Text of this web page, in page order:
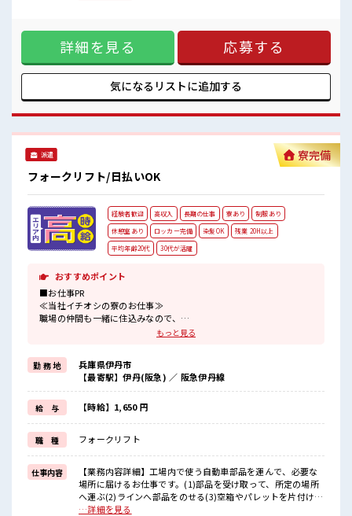
オンオフの切替もできちゃう！
週3日～週4日の勤務もOK！
いう方もOK！ ≪無理なく働ける≫ 場合によってはお願いす
ることもありますが、 残業はほとんどナシ！ ≪完全週休二日
制≫ 週末は家族や友人と一緒にプライベート満喫！ ≪モチベ
ーションもUP≫ 派手過ぎなければ髪型や髪色自由♪ (規定有)
■職場の雰囲気 キバツ過ぎなければ髪色・髪型は自由！ あな
たの個性を大事にできます♪ しっかり休める休憩室あり！ オ
詳細を見る 応募する
気になるリストに追加する
派遣
フォークリフト/日払いOK
寮完備
経験者歓迎 高収入 長期の仕事 寮あり
制服あり
休憩室あり
ロッカー完備 染髪OK
残業 20H以上
平均年齢20代
30代が活躍
おすすめポイント
■お仕事PR
≪当社イチオシの寮のお仕事≫
職場の仲間も一緒に住込みなので、
仕事の悩みなども相談しやすいですね！
これまでの経験を活かしませんか？
ブランクがあっても大丈夫♪
経験はちょっとだけ…という方もOK！
≪残業で稼げる≫
高収入を希望される方にオススメ。
残業は月20時間以上あります♪
≪ヘアカラーOKで自由な雰囲気の職場≫
明るすぎたり奇抜でなければ基本的に自由！
(規定有)≪機能的な制服アリ≫
制服があるので、
毎日の服装の悩み解消♪
■職場の雰囲気
もっと見る
勤 務 地
兵庫県伊丹市
【最寄駅】伊丹(阪急) ／ 阪急伊丹線
給 与 【時給】1,650 円
職 種 フォークリフト
仕事内容
【業務内容詳細】工場内で使う自動車部品を運んで、必要な
場所に届けるお仕事です。(1)部品を受け取って、所定の場所
へ運ぶ(2)ラインへ部品をのせる(3)空箱やパレットを片付ける
【取扱製品情報】自動車用ブレーキ ※寮アリのお仕事！一人
…詳細を見る